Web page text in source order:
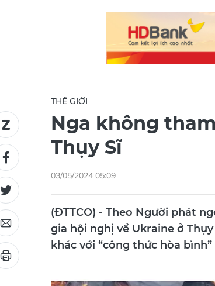
THẾ GIỚI
Nga không
Thụy Sĩ
03/05/2024 05:09
(ĐTTCO) - Theo Người phát
gia hội nghị về Ukraine ở
khác với “công thức hòa